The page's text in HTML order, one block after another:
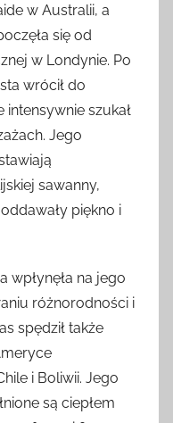
w Australii, a
się od
w Londynie. Po
wrócił do
szukał
Jego
sawanny,
piękno i
wpłynęła na jego
różnorodności i
spędził także
i Boliwii. Jego
są ciepłem